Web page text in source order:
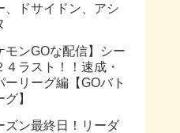
、ドサイドン、アシ
モンGOな配信】シー
４ラスト！！速成・
ーリーグ編【GOバト
】
ズン最終日！リーダ